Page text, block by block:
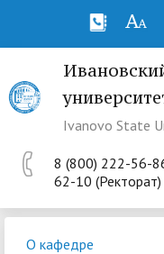
Ivanovo State
8 (800) 222-56-
62-10 (Ректорат)
О кафедре